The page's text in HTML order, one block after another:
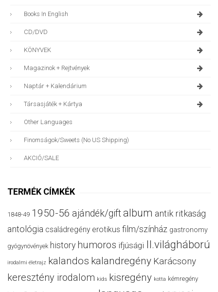
Books In English
CD/DVD
KÖNYVEK
Magazinok + Rejtvények
Naptár + Kalendárium
Társasjáték + Kártya
Other Languages
Finomságok/sweets (no US Shipping)
AKCIÓ/SALE
TERMÉK CÍMKÉK
1848-49 1950-56 ajándék/giftalbum antik ritkaság
antológia családregény erotikus film/színház gastronomy
gyógynövények history humoros ifjúsági II.világháború
irodalmi életrajz kalandos kalandregény Karácsony
keresztény irodalom kids kisregény kotta kémregény